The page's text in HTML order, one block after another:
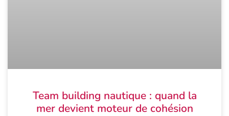
Team building nautique : quand la
mer devient moteur de cohésion